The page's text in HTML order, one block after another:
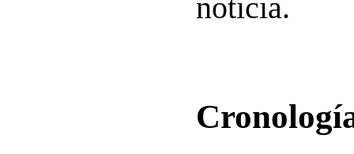
noticia.